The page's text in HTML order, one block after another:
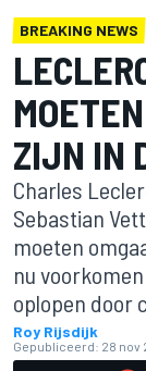
BREAKING NEWS
ZIJN IN
Charles
Sebastian
moeten
nu
oplopen door
Roy Rijsdijk
Gepubliceerd: 28 nov